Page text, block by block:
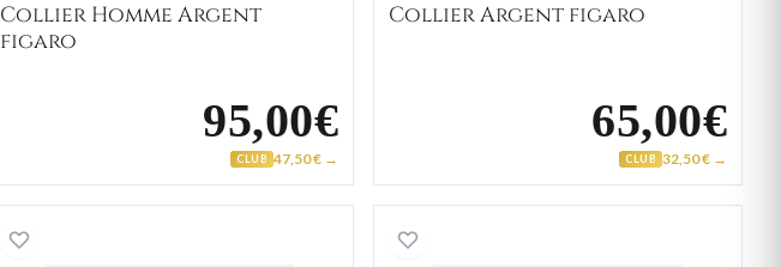
Collier Homme Argent
figaro
95,00€
CLUB 47,50 € →
Collier Argent figaro
65,00€
CLUB 32,50 € →